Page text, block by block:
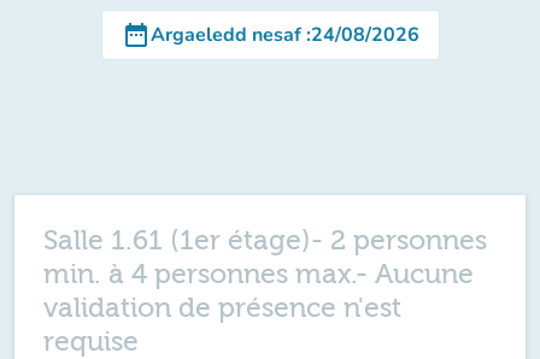
date_rangeArgaeledd nesaf:24/08/2026
Salle 1.61 (1er étage)- 2 personnes
min. à 4 personnes max.- Aucune
validation de présence n'est
requise